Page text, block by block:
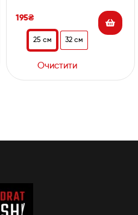
195₴
25 см 32 см
Очистити